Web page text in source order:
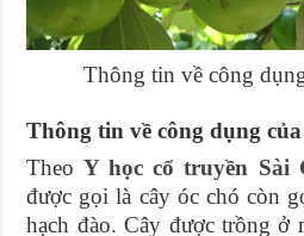
Thông tin về công
Thông tin về công dụng
TheoY học cổ truyền Sài
được gọi là cây óc chó còn
hạch đào. Cây được trồng